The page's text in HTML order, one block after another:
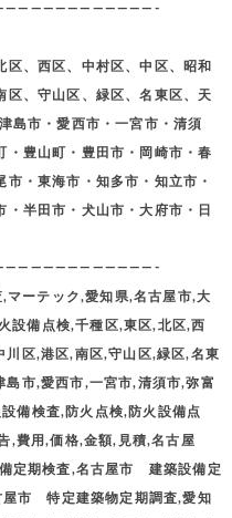
区、西区、中村区、中区、昭和
区、守山区、緑区、名東区、天
島市・愛西市・一宮市・清須
・豊山町・豊田市・岡崎市・春
・東海市・知多市・知立市・
半田市・犬山市・大府市・日
マーテック,愛知県,名古屋市,大
設備点検,千種区,東区,北区,西
川区,港区,南区,守山区,緑区,名東
市,愛西市,一宮市,清須市,弥富
備検査,防火点検,防火設備点
,費用,価格,金額,見積,名古屋
定期検査,名古屋市 建築設備定
市 特定建築物定期調査,愛知